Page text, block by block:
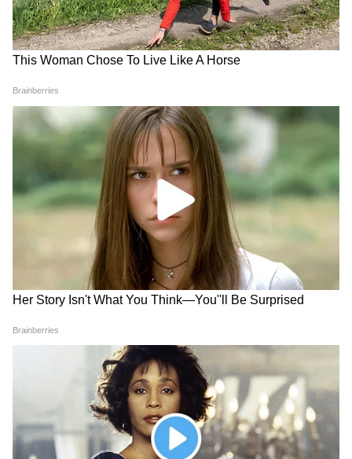
लोगों के प्रति यही जिम्मेदारी है।"
व्यक्त किया और कहा कि इजरायल तेहरान के नेतृत्व पर
गहरा अविश्वास करता है। यह स्वीकार करते हुए कि
वर्तमान दस्तावेज़ अंतिम समझौते के बजाय बातचीत के
लिए केवल एक रूपरेखा थी, उन्होंने किसी भी वित्तीय
राहत पर चिंता व्यक्त की जो ईरान को मजबूत कर सकती
है।
उन्होंने कहा, "मैं जो देख रही हूं उससे मुझे बहुत आशावाद
नहीं है।" "ईरान एक हिंसक और आक्रामक शासन है...
भारत को भी सतर्क रहना चाहिए।"
गाजा और चुनावों पर रुख
गाजा में युद्ध अपराधों और नरसंहार के आरोपों का जवाब
देते हुए, हास्केल ने हमास-संचालित अधिकारियों द्वारा
जारी किए गए हताहतों के आंकड़ों को खारिज कर दिया,